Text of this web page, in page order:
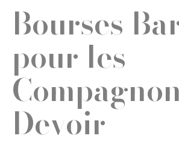
Bourses
pour les
Devoir